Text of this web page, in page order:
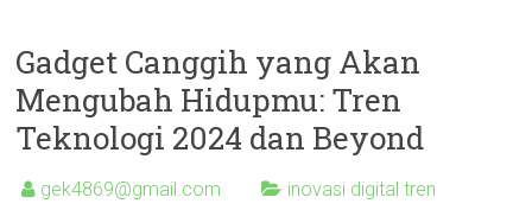
Gadget Canggih yang Akan
Mengubah Hidupmu: Tren
Teknologi 2024 dan Beyond
gek4869@gmail.com inovasi digital tren